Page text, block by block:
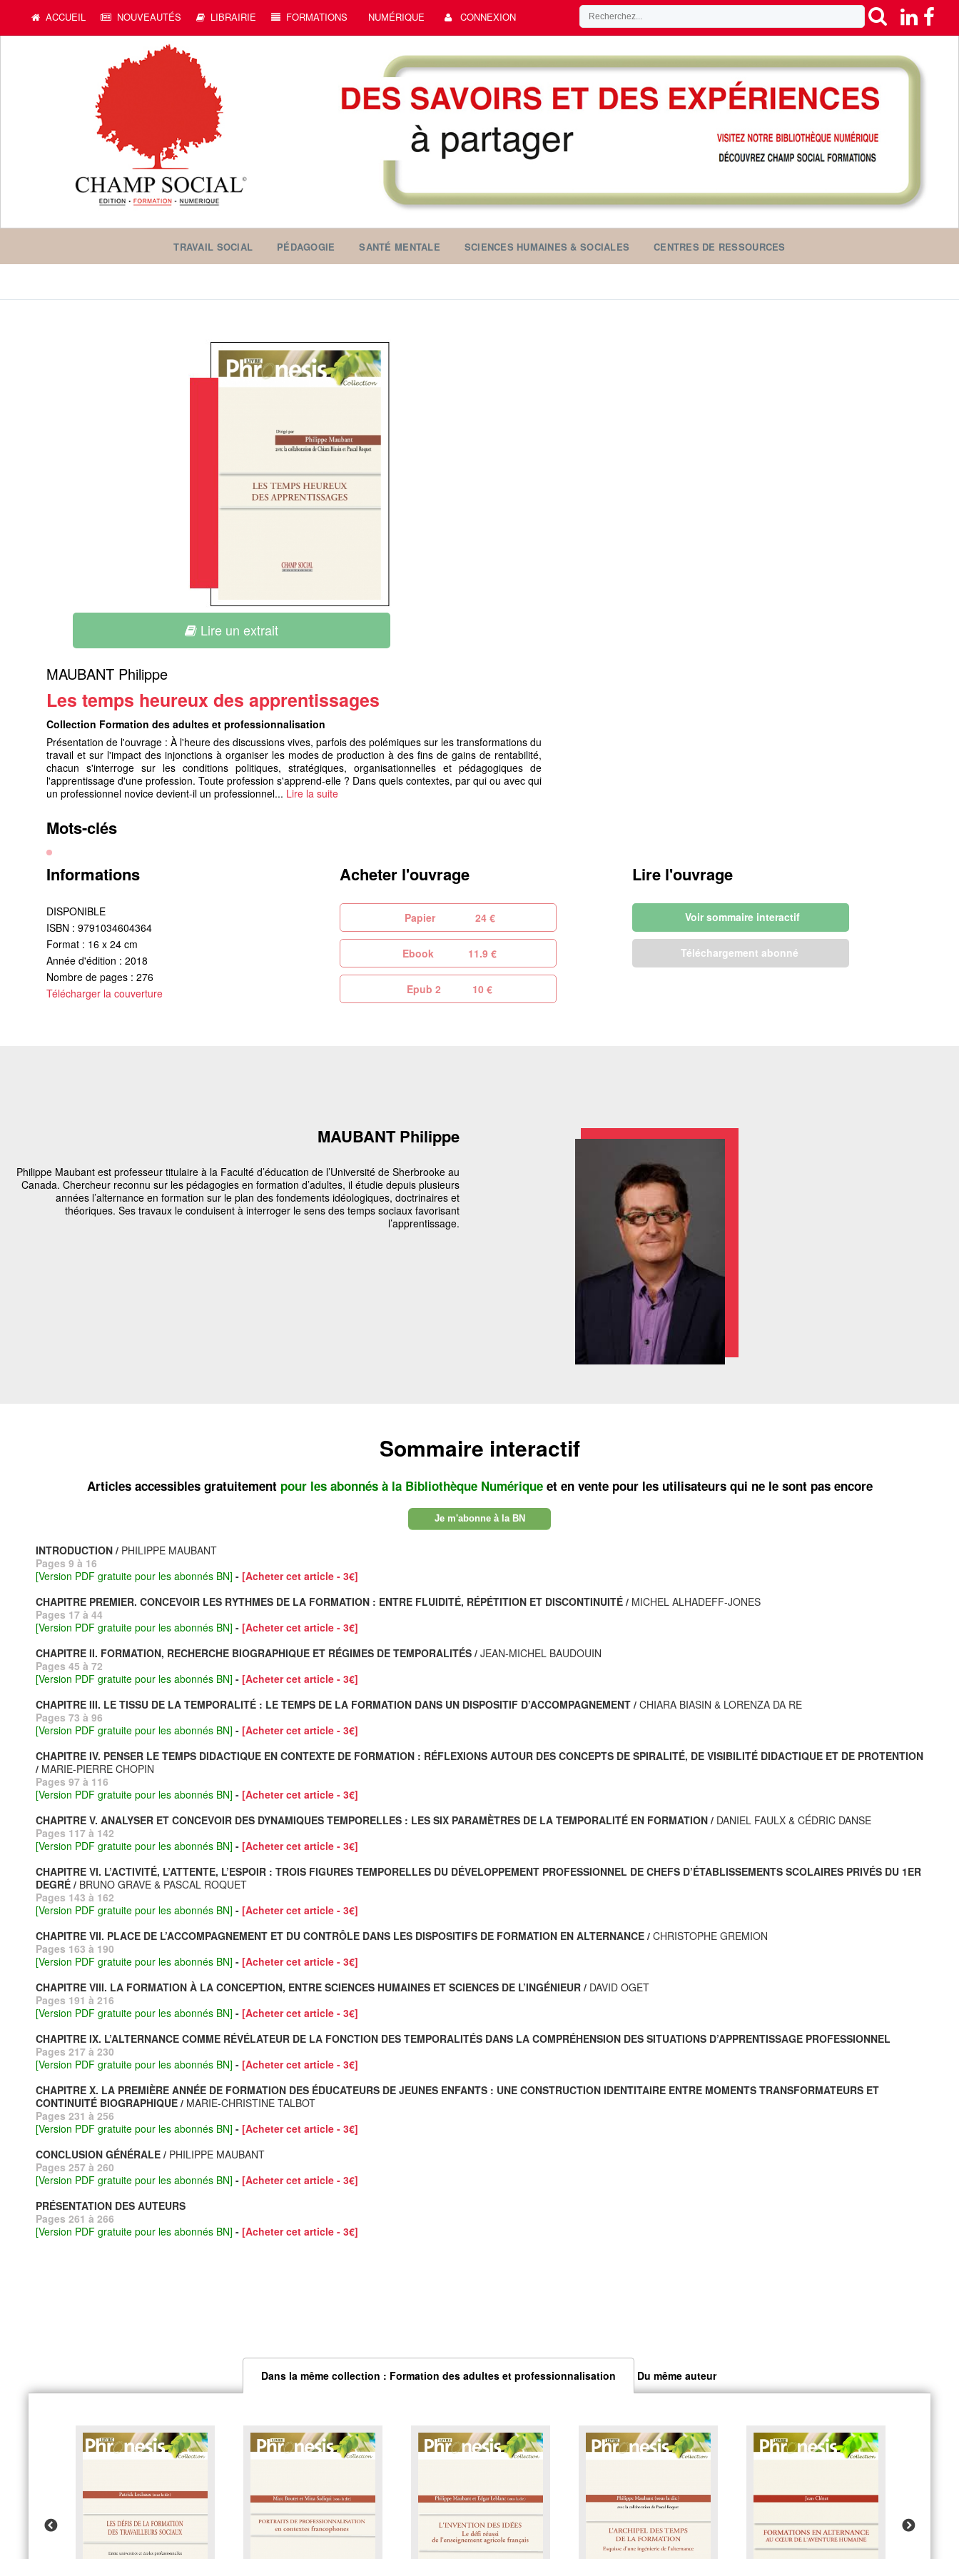
ACCUEIL NOUVEAUTÉS LIBRAIRIE FORMATIONS NUMÉRIQUE CONNEXION
TRAVAIL SOCIAL PÉDAGOGIE SANTÉ MENTALE SCIENCES HUMAINES & SOCIALES CENTRES DE RESSOURCES
Lire un extrait
MAUBANT Philippe
Les temps heureux des apprentissages
Collection Formation des adultes et professionnalisation
Présentation de l'ouvrage : À l'heure des discussions vives, parfois des polémiques sur les transformations du
travail et sur l'impact des injonctions à organiser les modes de production à des fins de gains de rentabilité,
chacun s'interroge sur les conditions politiques, stratégiques, organisationnelles et pédagogiques de
l'apprentissage d'une profession. Toute profession s'apprend-elle ? Dans quels contextes, par qui ou avec qui
un professionnel novice devient-il un professionnel... Lire la suite
Mots-clés
Informations
DISPONIBLE
ISBN : 9791034604364
Format : 16 x 24 cm
Année d'édition : 2018
Nombre de pages : 276
Télécharger la couverture
Acheter l'ouvrage
Papier 24 €
Ebook 11.9 €
Epub 2 10 €
Lire l'ouvrage
Voir sommaire interactif
Téléchargement abonné
MAUBANT Philippe
Philippe Maubant est professeur titulaire à la Faculté d’éducation de l’Université de Sherbrooke au
Canada. Chercheur reconnu sur les pédagogies en formation d’adultes, il étudie depuis plusieurs
années l’alternance en formation sur le plan des fondements idéologiques, doctrinaires et
théoriques. Ses travaux le conduisent à interroger le sens des temps sociaux favorisant
l’apprentissage.
Sommaire interactif
Articles accessibles gratuitement pour les abonnés à la Bibliothèque Numérique et en vente pour les utilisateurs qui ne le sont pas encore
Je m'abonne à la BN
INTRODUCTION / PHILIPPE MAUBANT
Pages 9 à 16
[Version PDF gratuite pour les abonnés BN] - [Acheter cet article - 3€]
CHAPITRE PREMIER. CONCEVOIR LES RYTHMES DE LA FORMATION : ENTRE FLUIDITÉ, RÉPÉTITION ET DISCONTINUITÉ / MICHEL ALHADEFF-JONES
Pages 17 à 44
[Version PDF gratuite pour les abonnés BN] - [Acheter cet article - 3€]
CHAPITRE II. FORMATION, RECHERCHE BIOGRAPHIQUE ET RÉGIMES DE TEMPORALITÉS / JEAN-MICHEL BAUDOUIN
Pages 45 à 72
[Version PDF gratuite pour les abonnés BN] - [Acheter cet article - 3€]
CHAPITRE III. LE TISSU DE LA TEMPORALITÉ : LE TEMPS DE LA FORMATION DANS UN DISPOSITIF D’ACCOMPAGNEMENT / CHIARA BIASIN & LORENZA DA RE
Pages 73 à 96
[Version PDF gratuite pour les abonnés BN] - [Acheter cet article - 3€]
CHAPITRE IV. PENSER LE TEMPS DIDACTIQUE EN CONTEXTE DE FORMATION : RÉFLEXIONS AUTOUR DES CONCEPTS DE SPIRALITÉ, DE VISIBILITÉ DIDACTIQUE ET DE PROTENTION
/ MARIE-PIERRE CHOPIN
Pages 97 à 116
[Version PDF gratuite pour les abonnés BN] - [Acheter cet article - 3€]
CHAPITRE V. ANALYSER ET CONCEVOIR DES DYNAMIQUES TEMPORELLES : LES SIX PARAMÈTRES DE LA TEMPORALITÉ EN FORMATION / DANIEL FAULX & CÉDRIC DANSE
Pages 117 à 142
[Version PDF gratuite pour les abonnés BN] - [Acheter cet article - 3€]
CHAPITRE VI. L’ACTIVITÉ, L’ATTENTE, L’ESPOIR : TROIS FIGURES TEMPORELLES DU DÉVELOPPEMENT PROFESSIONNEL DE CHEFS D’ÉTABLISSEMENTS SCOLAIRES PRIVÉS DU 1ER
DEGRÉ / BRUNO GRAVE & PASCAL ROQUET
Pages 143 à 162
[Version PDF gratuite pour les abonnés BN] - [Acheter cet article - 3€]
CHAPITRE VII. PLACE DE L’ACCOMPAGNEMENT ET DU CONTRÔLE DANS LES DISPOSITIFS DE FORMATION EN ALTERNANCE / CHRISTOPHE GREMION
Pages 163 à 190
[Version PDF gratuite pour les abonnés BN] - [Acheter cet article - 3€]
CHAPITRE VIII. LA FORMATION À LA CONCEPTION, ENTRE SCIENCES HUMAINES ET SCIENCES DE L’INGÉNIEUR / DAVID OGET
Pages 191 à 216
[Version PDF gratuite pour les abonnés BN] - [Acheter cet article - 3€]
CHAPITRE IX. L’ALTERNANCE COMME RÉVÉLATEUR DE LA FONCTION DES TEMPORALITÉS DANS LA COMPRÉHENSION DES SITUATIONS D’APPRENTISSAGE PROFESSIONNEL
Pages 217 à 230
[Version PDF gratuite pour les abonnés BN] - [Acheter cet article - 3€]
CHAPITRE X. LA PREMIÈRE ANNÉE DE FORMATION DES ÉDUCATEURS DE JEUNES ENFANTS : UNE CONSTRUCTION IDENTITAIRE ENTRE MOMENTS TRANSFORMATEURS ET
CONTINUITÉ BIOGRAPHIQUE / MARIE-CHRISTINE TALBOT
Pages 231 à 256
[Version PDF gratuite pour les abonnés BN] - [Acheter cet article - 3€]
CONCLUSION GÉNÉRALE / PHILIPPE MAUBANT
Pages 257 à 260
[Version PDF gratuite pour les abonnés BN] - [Acheter cet article - 3€]
PRÉSENTATION DES AUTEURS
Pages 261 à 266
[Version PDF gratuite pour les abonnés BN] - [Acheter cet article - 3€]
Dans la même collection : Formation des adultes et professionnalisation Du même auteur